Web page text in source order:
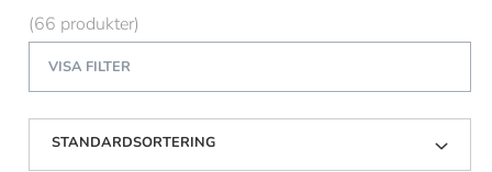
(66 produkter)
VISA FILTER
STANDARDSORTERING